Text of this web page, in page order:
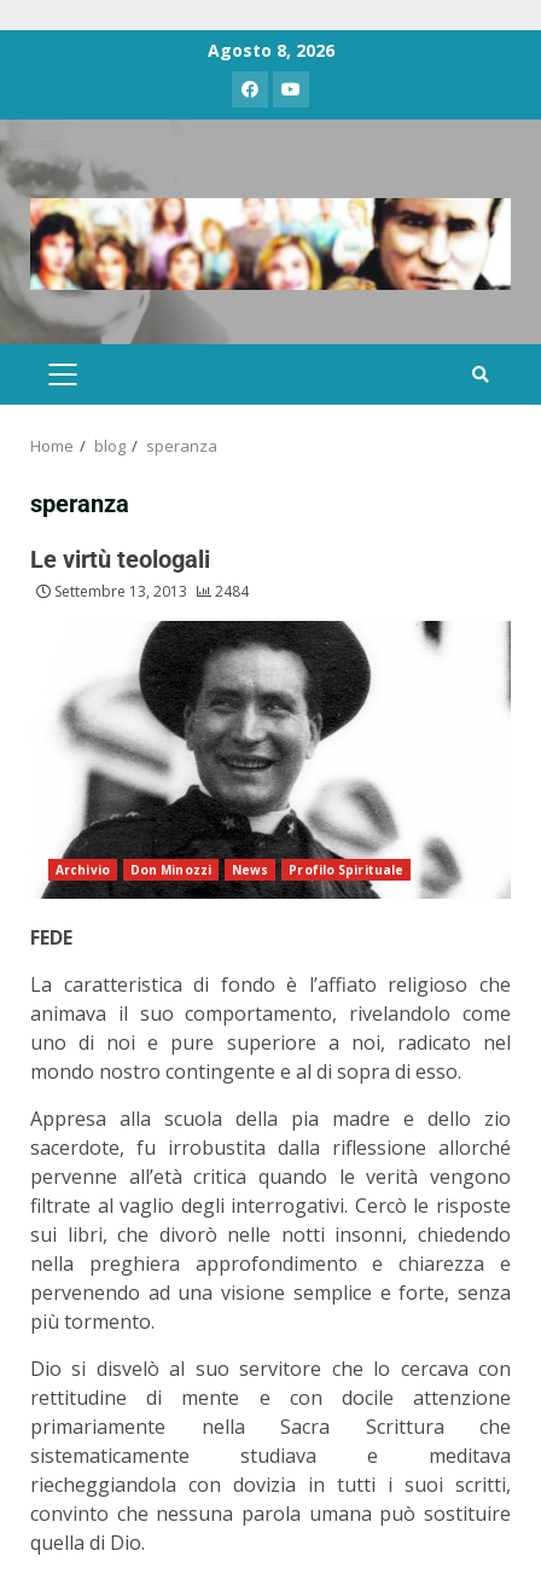
Agosto 8, 2026
Home blog speranza
speranza
Le virtù teologali
Settembre 13, 2013 2484
Archivio Don Minozzi News Profilo Spirituale
FEDE
La caratteristica di fondo è l’affiato religioso che
animava il suo comportamento, rivelandolo come
uno di noi e pure superiore a noi, radicato nel
mondo nostro contingente e al di sopra di esso.
Appresa alla scuola della pia madre e dello zio
sacerdote, fu irrobustita dalla riflessione allorché
pervenne all’età critica quando le verità vengono
filtrate al vaglio degli interrogativi. Cercò le risposte
sui libri, che divorò nelle notti insonni, chiedendo
nella preghiera approfondimento e chiarezza e
pervenendo ad una visione semplice e forte, senza
più tormento.
Dio si disvelò al suo servitore che lo cercava con
rettitudine di mente e con docile attenzione
primariamente nella Sacra Scrittura che
sistematicamente studiava e meditava
riecheggiandola con dovizia in tutti i suoi scritti,
convinto che nessuna parola umana può sostituire
quella di Dio.